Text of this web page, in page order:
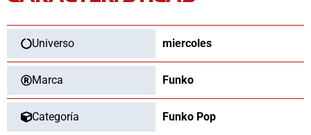
Universo miercoles
Marca Funko
Categoría Funko Pop